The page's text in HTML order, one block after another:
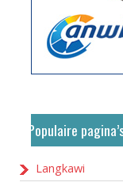
Populaire
Langkawi